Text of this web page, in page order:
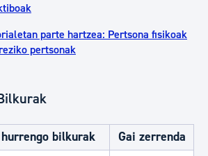
parte hartzea: Pertsona fisikoak
pertsonak
bilkurak
Gai zerrenda